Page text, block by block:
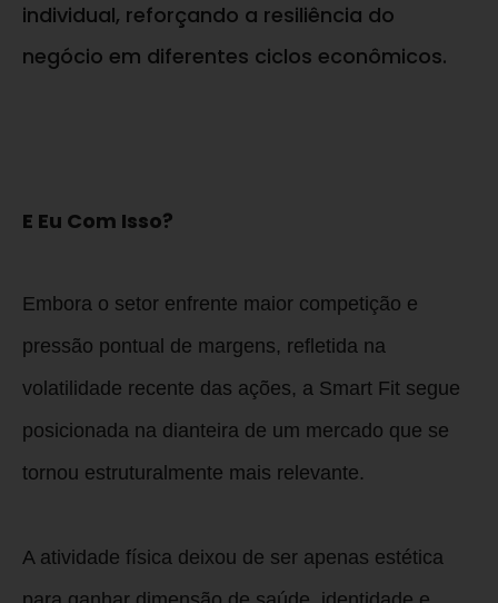
individual, reforçando a resiliência do
negócio em diferentes ciclos econômicos.
E Eu Com Isso?
Embora o setor enfrente maior competição e
pressão pontual de margens, refletida na
volatilidade recente das ações, a Smart Fit segue
posicionada na dianteira de um mercado que se
tornou estruturalmente mais relevante.
A atividade física deixou de ser apenas estética